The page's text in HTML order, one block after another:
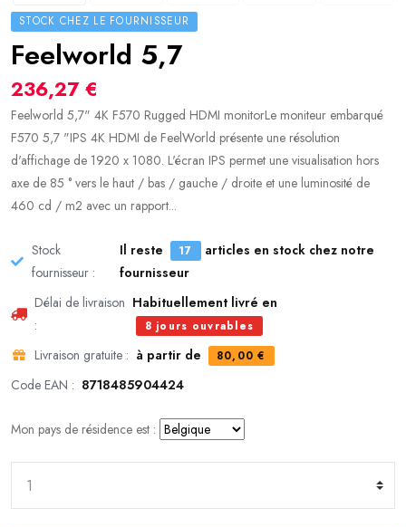
STOCK CHEZ LE FOURNISSEUR
Feelworld 5,7
236,27 €
Feelworld 5,7" 4K F570 Rugged HDMI monitorLe moniteur embarqué
F570 5,7 "IPS 4K HDMI de FeelWorld présente une résolution
d'affichage de 1920 x 1080. L'écran IPS permet une visualisation hors
axe de 85 ° vers le haut / bas / gauche / droite et une luminosité de
460 cd / m2 avec un rapport...
Stock
fournisseur :
Il reste 17
articles en stock chez notre
fournisseur
Délai de livraison
:
Habituellement livré en
8 jours ouvrables
Livraison gratuite : à partir de 80,00 €
Code EAN : 8718485904424
Mon pays de résidence est :